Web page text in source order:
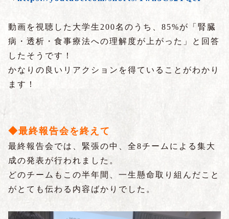
動画を視聴した大学生200名のうち、85%が「腎臓
病・透析・食事療法への理解度が上がった」と回答
したそうです！
かなりの良いリアクションを得ていることがわかり
ます！
◆最終報告会を終えて
最終報告会では、緊張の中、全8チームによる集大
成の発表が行われました。
どのチームもこの半年間、一生懸命取り組んだこと
がとても伝わる内容ばかりでした。